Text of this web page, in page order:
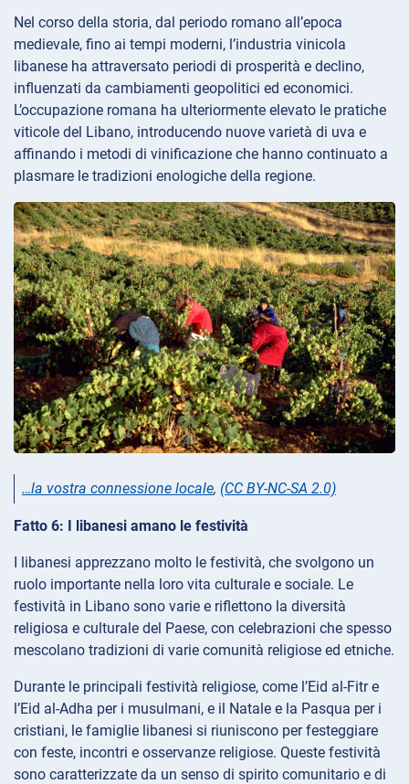
Nel corso della storia, dal periodo romano all’epoca
medievale, fino ai tempi moderni, l’industria vinicola
libanese ha attraversato periodi di prosperità e declino,
influenzati da cambiamenti geopolitici ed economici.
L’occupazione romana ha ulteriormente elevato le pratiche
viticole del Libano, introducendo nuove varietà di uva e
affinando i metodi di vinificazione che hanno continuato a
plasmare le tradizioni enologiche della regione.
…la vostra connessione locale, (CC BY-NC-SA 2.0)
Fatto 6: I libanesi amano le festività
I libanesi apprezzano molto le festività, che svolgono un
ruolo importante nella loro vita culturale e sociale. Le
festività in Libano sono varie e riflettono la diversità
religiosa e culturale del Paese, con celebrazioni che spesso
mescolano tradizioni di varie comunità religiose ed etniche.
Durante le principali festività religiose, come l’Eid al-Fitr e
l’Eid al-Adha per i musulmani, e il Natale e la Pasqua per i
cristiani, le famiglie libanesi si riuniscono per festeggiare
con feste, incontri e osservanze religiose. Queste festività
sono caratterizzate da un senso di spirito comunitario e di